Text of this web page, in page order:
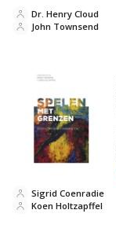
John Townsend
Dr. Henry Cloud
Koen Holtzapffel
Sigrid Coenradie